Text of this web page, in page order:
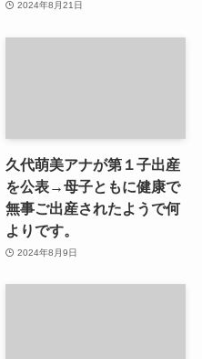
2024年8月21日
久代萌美アナが第１子出産
を公表→母子ともに健康で
無事ご出産されたようで何
よりです。
2024年8月9日